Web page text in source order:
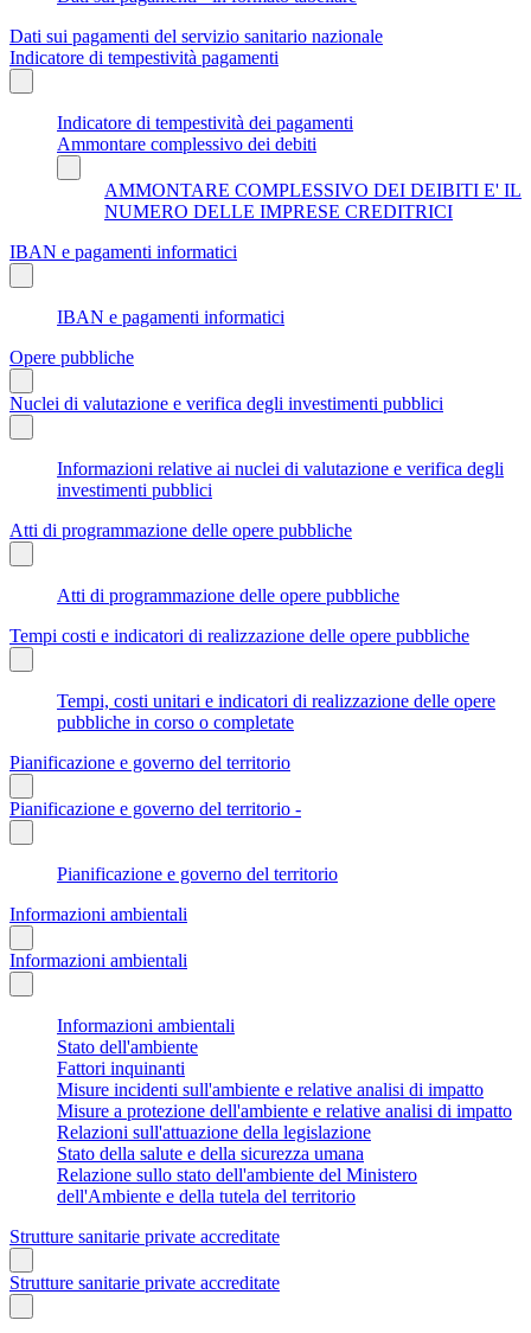
Dati sui pagamenti del servizio sanitario nazionale
Indicatore di tempestività pagamenti
Indicatore di tempestività dei pagamenti
Ammontare complessivo dei debiti
AMMONTARE COMPLESSIVO DEI DEIBITI E' IL
NUMERO DELLE IMPRESE CREDITRICI
IBAN e pagamenti informatici
IBAN e pagamenti informatici
Opere pubbliche
Nuclei di valutazione e verifica degli investimenti pubblici
Informazioni relative ai nuclei di valutazione e verifica degli
investimenti pubblici
Atti di programmazione delle opere pubbliche
Atti di programmazione delle opere pubbliche
Tempi costi e indicatori di realizzazione delle opere pubbliche
Tempi, costi unitari e indicatori di realizzazione delle opere
pubbliche in corso o completate
Pianificazione e governo del territorio
Pianificazione e governo del territorio -
Pianificazione e governo del territorio
Informazioni ambientali
Informazioni ambientali
Informazioni ambientali
Stato dell'ambiente
Fattori inquinanti
Misure incidenti sull'ambiente e relative analisi di impatto
Misure a protezione dell'ambiente e relative analisi di impatto
Relazioni sull'attuazione della legislazione
Stato della salute e della sicurezza umana
Relazione sullo stato dell'ambiente del Ministero
dell'Ambiente e della tutela del territorio
Strutture sanitarie private accreditate
Strutture sanitarie private accreditate